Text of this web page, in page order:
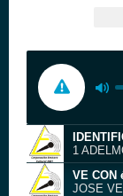
1
VE CON
JOSE